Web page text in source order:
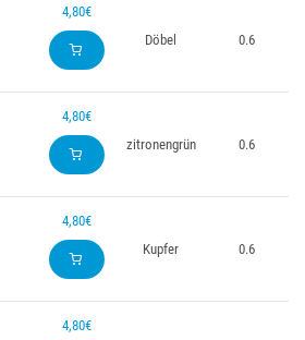
4,80€
Döbel
0.6
4,80€
zitronengrün
0.6
4,80€
Kupfer
0.6
4,80€